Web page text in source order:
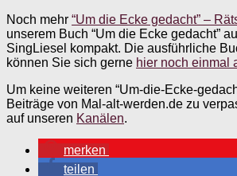
Noch mehr “Um die Ecke gedacht” –
unserem Buch “Um die Ecke gedacht”
SingLiesel kompakt. Die ausführliche
können Sie sich gerne hier noch einmal
Um keine weiteren “Um-die-Ecke-
Beiträge von Mal-alt-werden.de zu
auf unseren Kanälen.
merken
teilen